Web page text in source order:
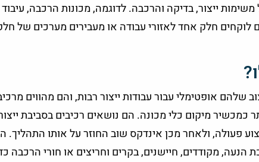
ייצור, בדיקה והרכבה. לדוגמה, מכונות הרכבה,
חלק אחד לאזורי עבודה או מעבירים מערכים של
אופטימלי עבור עבודות ייצור רבות, והם מהווים
כמכשיר מיקום כלי מכונה. הם נושאים רכיבים בסביבת
פעולה, ולאחר מכן אינדקס שוב החוזר על אותו התהליך.
מקודדים, חיישנים, בקרים וחריצים או חורי הרכבה